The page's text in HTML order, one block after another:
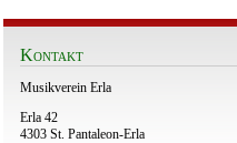
Kontakt
Musikverein Erla
Erla 42
4303 St. Pantaleon-Erla